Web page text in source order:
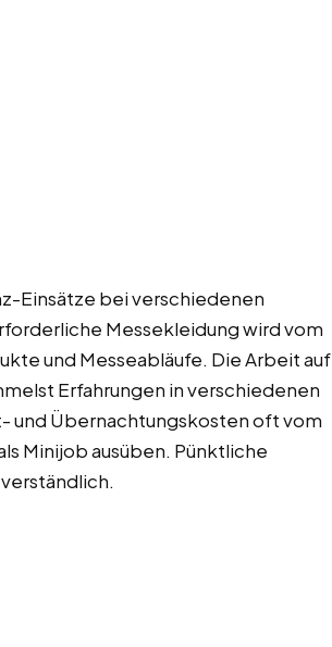
Einsätze bei verschiedenen
Messekleidung wird vom
und Messeabläufe. Die Arbeit auf
Erfahrungen in verschiedenen
und Übernachtungskosten oft vom
Minijob ausüben. Pünktliche